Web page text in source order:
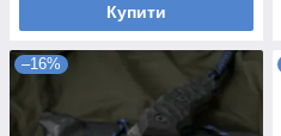
Купити
–16%